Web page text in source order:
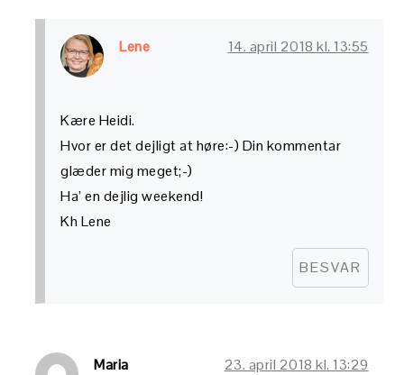
Lene 14. april 2018 kl. 13:55
Kære Heidi.
Hvor er det dejligt at høre:-) Din kommentar
glæder mig meget;-)
Ha’ en dejlig weekend!
Kh Lene
BESVAR
Maria 23. april 2018 kl. 13:29